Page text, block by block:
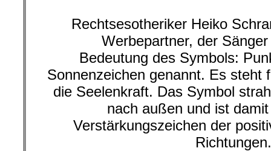
Rechtsesotheriker Heiko
Werbepartner, der
Bedeutung des Symbols:
Sonnenzeichen genannt. Es steht
die Seelenkraft. Das Symbol
nach außen und ist
Verstärkungszeichen der
Richtungen.